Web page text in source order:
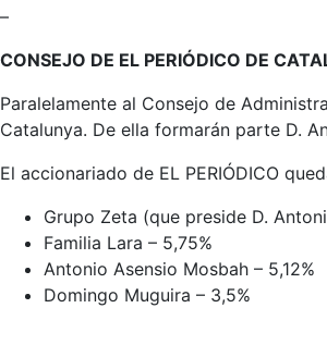
–
CONSEJO DE EL PERIÓDICO DE
Paralelamente al Consejo de
Catalunya. De ella formarán parte D.
El accionariado de EL PERIÓDICO
Grupo Zeta (que preside D.
Familia Lara – 5,75%
Antonio Asensio Mosbah – 5,12%
Domingo Muguira – 3,5%